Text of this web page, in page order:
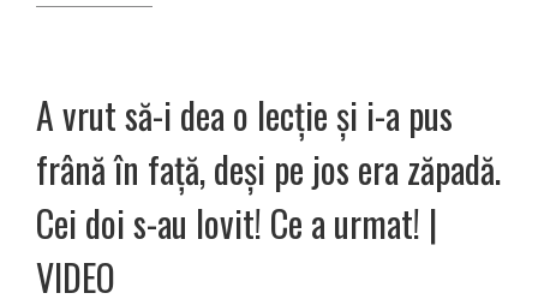
A vrut să-i dea o lecție și i-a pus
frână în față, deși pe jos era zăpadă.
Cei doi s-au lovit! Ce a urmat! |
VIDEO